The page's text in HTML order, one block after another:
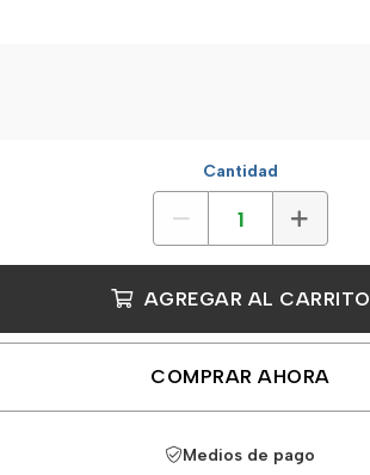
Cantidad
AGREGAR AL CARRITO
COMPRAR AHORA
Medios de pago